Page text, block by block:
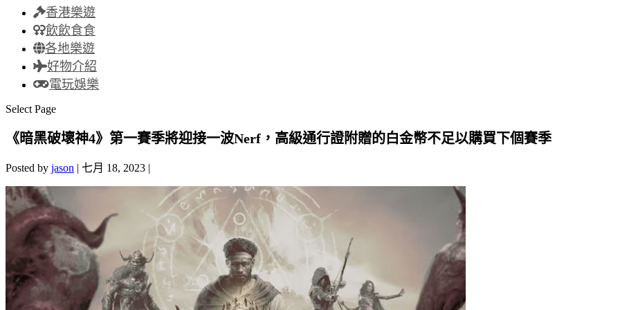
香港樂遊
飲飲食食
各地樂遊
好物介紹
電玩娛樂
Select Page
《暗黑破壞神4》第一賽季將迎接一波Nerf，高級通行證附贈的白金幣不足以購買下個賽季
Posted by jason | 七月 18, 2023 |